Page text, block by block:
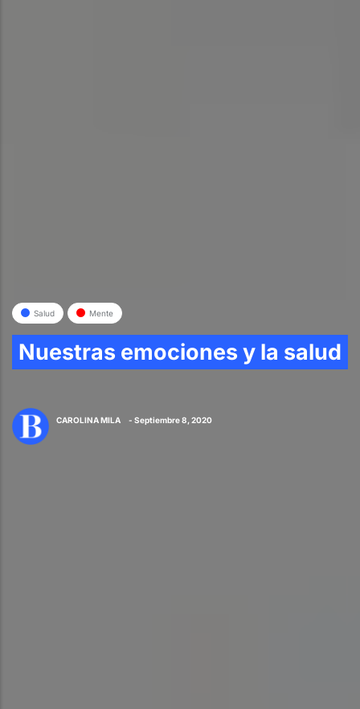
Salud Mente
Nuestras emociones y la salud
CAROLINA MILA - Septiembre 8, 2020